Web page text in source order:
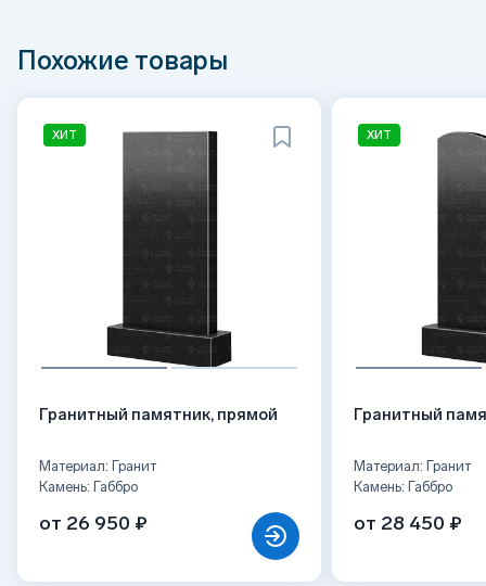
Похожие товары
ХИТ
Гранитный памятник, прямой
Материал: Гранит
Камень: Габбро
от 26 950 ₽
ХИТ
Гранитный
Материал: Гранит
Камень: Габбро
от 28 450 ₽